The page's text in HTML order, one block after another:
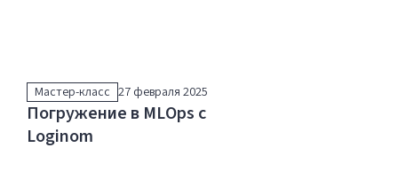
Мастер-класс 27 февраля 2025
Погружение в MLOps с
Loginom